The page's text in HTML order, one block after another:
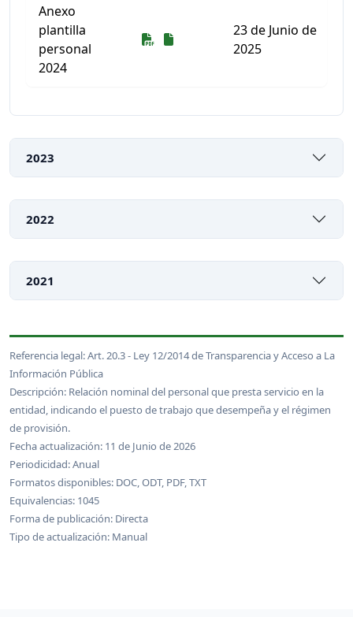
Anexo
plantilla
personal
2024
Descarga
Descarga
23 de Junio de
2025
2023
2022
2021
Referencia legal: Art. 20.3 - Ley 12/2014 de Transparencia y Acceso a La
Información Pública
Descripción: Relación nominal del personal que presta servicio en la
entidad, indicando el puesto de trabajo que desempeña y el régimen
de provisión.
Fecha actualización: 11 de Junio de 2026
Periodicidad: Anual
Formatos disponibles: DOC, ODT, PDF, TXT
Equivalencias: 1045
Forma de publicación: Directa
Tipo de actualización: Manual